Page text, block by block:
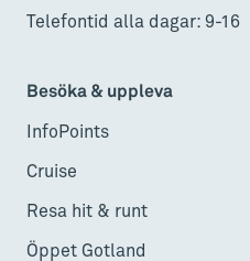
Telefontid alla dagar: 9-16
Besöka & uppleva
InfoPoints
Cruise
Resa hit & runt
Öppet Gotland